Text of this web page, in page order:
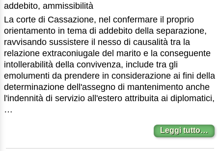
addebito, ammissibilità
La corte di Cassazione, nel confermare il proprio
orientamento in tema di addebito della separazione,
ravvisando sussistere il nesso di causalità tra la
relazione extraconiugale del marito e la conseguente
intollerabilità della convivenza, include tra gli
emolumenti da prendere in considerazione ai fini della
determinazione dell'assegno di mantenimento anche
l'indennità di servizio all'estero attribuita ai diplomatici,
…
Leggi tutto…